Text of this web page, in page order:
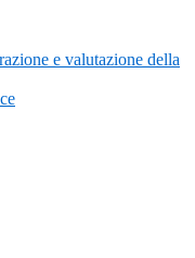
e valutazione della